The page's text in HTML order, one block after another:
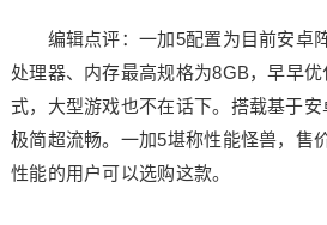
编辑点评：一加5配置为目前安卓
处理器、内存最高规格为8GB，早早
式，大型游戏也不在话下。搭载基于安
极简超流畅。一加5堪称性能怪兽，售
性能的用户可以选购这款。